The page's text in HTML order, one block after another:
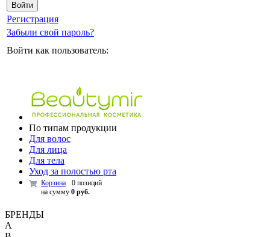
Регистрация
Забыли свой пароль?
Войти как пользователь:
По типам продукции
Для волос
Для лица
Для тела
Уход за полостью рта
Корзина
0 позиций
на сумму 0 руб.
БРЕНДЫ
A